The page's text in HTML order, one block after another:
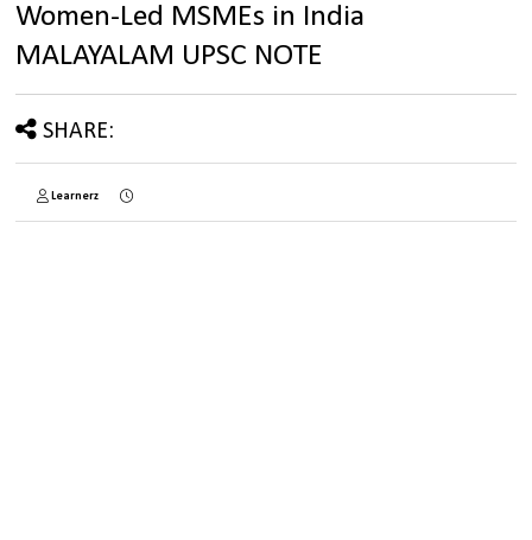
Women-Led MSMEs in India
MALAYALAM UPSC NOTE
SHARE:
Learnerz